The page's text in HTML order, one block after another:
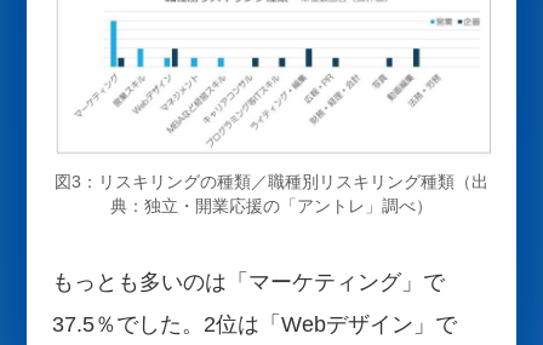
図3：リスキリングの種類／職種別リスキリング種類（出
典：独立・開業応援の「アントレ」調べ）
もっとも多いのは「マーケティング」で
37.5％でした。2位は「Webデザイン」で